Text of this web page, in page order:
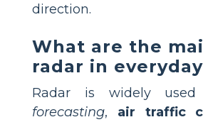
direction.
What are the
radar in
Radar is widely
forecasting, air traffic